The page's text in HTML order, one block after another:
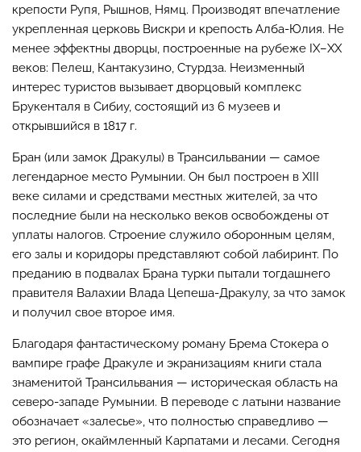
крепости Рупя, Рышнов, Нямц. Производят впечатление
укрепленная церковь Вискри и крепость Алба-Юлия. Не
менее эффектны дворцы, построенные на рубеже IX–XX
веков: Пелеш, Кантакузино, Стурдза. Неизменный
интерес туристов вызывает дворцовый комплекс
Брукенталя в Сибиу, состоящий из 6 музеев и
открывшийся в 1817 г.
Бран (или замок Дракулы) в Трансильвании — самое
легендарное место Румынии. Он был построен в XIII
веке силами и средствами местных жителей, за что
последние были на несколько веков освобождены от
уплаты налогов. Строение служило оборонным целям,
его залы и коридоры представляют собой лабиринт. По
преданию в подвалах Брана турки пытали тогдашнего
правителя Валахии Влада Цепеша-Дракулу, за что замок
и получил свое второе имя.
Благодаря фантастическому роману Брема Стокера о
вампире графе Дракуле и экранизациям книги стала
знаменитой Трансильвания — историческая область на
северо-западе Румынии. В переводе с латыни название
обозначает «залесье», что полностью справедливо —
это регион, окаймленный Карпатами и лесами. Сегодня